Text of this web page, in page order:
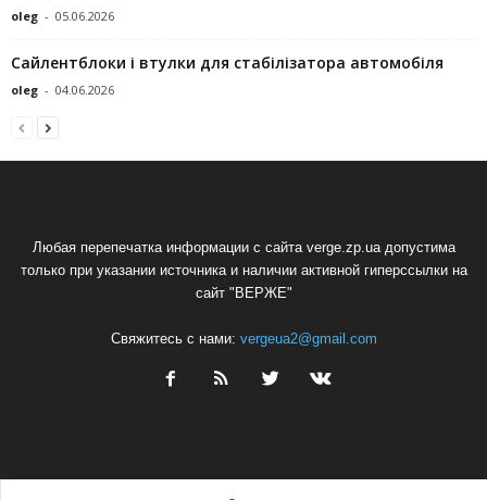
oleg - 05.06.2026
Сайлентблоки і втулки для стабілізатора автомобіля
oleg - 04.06.2026
Любая перепечатка информации с сайта verge.zp.ua допустима
только при указании источника и наличии активной гиперссылки на
сайт "ВЕРЖЕ"
Свяжитесь с нами: vergeua2@gmail.com